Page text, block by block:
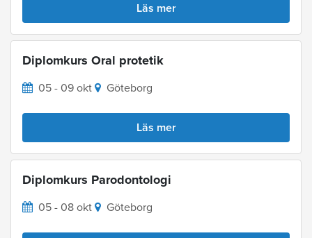
Läs mer
Diplomkurs Oral protetik
05 - 09 okt Göteborg
Läs mer
Diplomkurs Parodontologi
05 - 08 okt Göteborg